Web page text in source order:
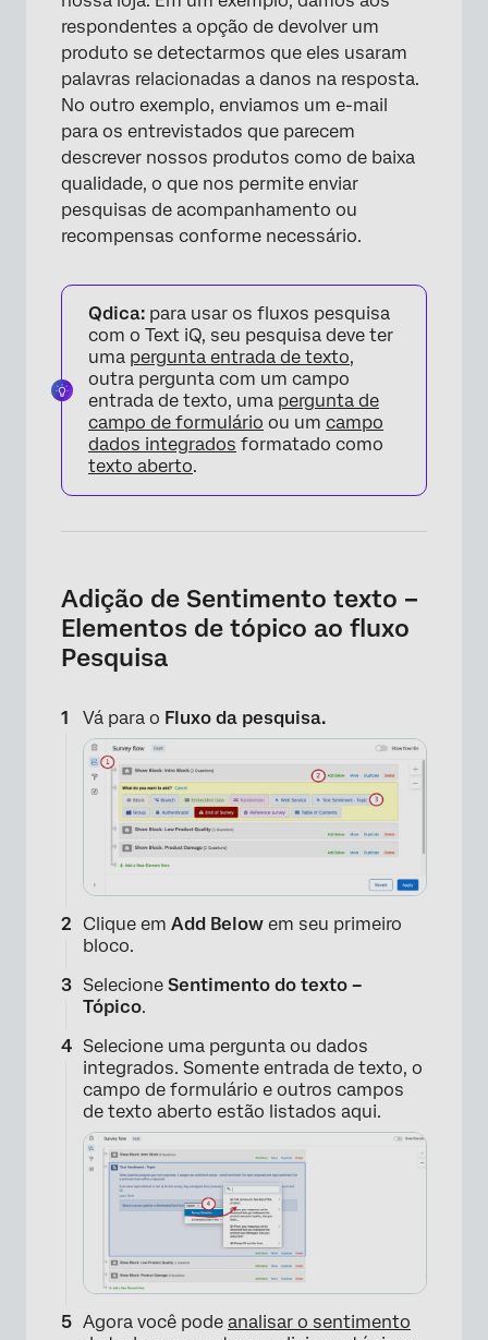
respondentes a opção de devolver um
produto se detectarmos que eles usaram
palavras relacionadas a danos na resposta.
No outro exemplo, enviamos um e-mail
para os entrevistados que parecem
descrever nossos produtos como de baixa
qualidade, o que nos permite enviar
pesquisas de acompanhamento ou
recompensas conforme necessário.
Qdica: para usar os fluxos pesquisa
com o Text iQ, seu pesquisa deve ter
uma pergunta entrada de texto,
outra pergunta com um campo
entrada de texto, uma pergunta de
campo de formulário ou um campo
dados integrados formatado como
texto aberto.
Adição de Sentimento texto –
Elementos de tópico ao fluxo
Pesquisa
Vá para o Fluxo da pesquisa.
Clique em Add Below em seu primeiro
bloco.
Selecione Sentimento do texto –
Tópico.
Selecione uma pergunta ou dados
integrados. Somente entrada de texto, o
campo de formulário e outros campos
de texto aberto estão listados aqui.
Agora você pode analisar o sentimento